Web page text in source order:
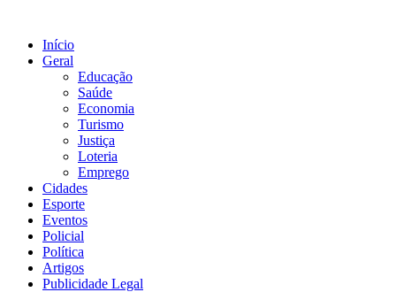
conteúdo
Início
Geral
Educação
Saúde
Economia
Turismo
Justiça
Loteria
Emprego
Cidades
Esporte
Eventos
Policial
Política
Artigos
Publicidade Legal